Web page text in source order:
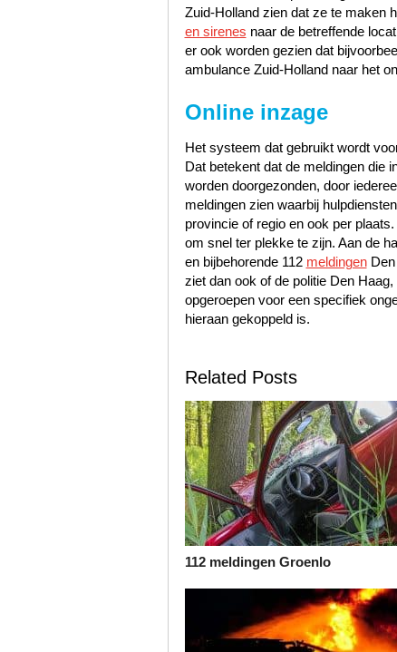
Zuid-Holland zien dat ze te maken
en sirenes naar de betreffende
er ook worden gezien dat
ambulance Zuid-Holland naar het
Online inzage
Het systeem dat gebruikt wordt
Dat betekent dat de meldingen die
worden doorgezonden, door
meldingen zien waarbij
provincie of regio en ook per
om snel ter plekke te zijn. Aan de
en bijbehorende 112 meldingenDen
ziet dan ook of de politie Den
opgeroepen voor een specifiek
hieraan gekoppeld is.
Related Posts
112 meldingen Groenlo